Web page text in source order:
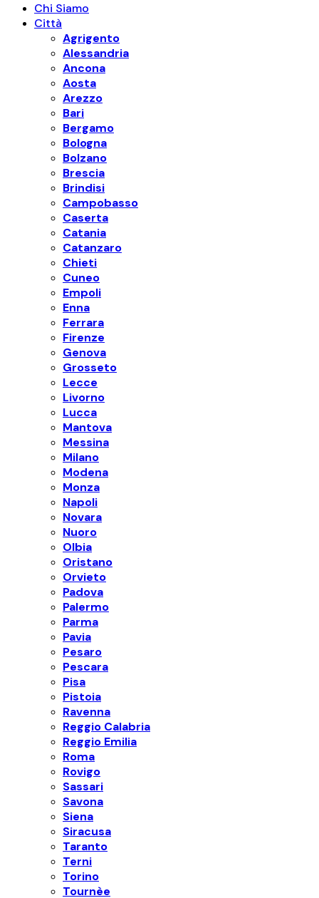
Chi Siamo
Città
Agrigento
Alessandria
Ancona
Aosta
Arezzo
Bari
Bergamo
Bologna
Bolzano
Brescia
Brindisi
Campobasso
Caserta
Catania
Catanzaro
Chieti
Cuneo
Empoli
Enna
Ferrara
Firenze
Genova
Grosseto
Lecce
Livorno
Lucca
Mantova
Messina
Milano
Modena
Monza
Napoli
Novara
Nuoro
Olbia
Oristano
Orvieto
Padova
Palermo
Parma
Pavia
Pesaro
Pescara
Pisa
Pistoia
Ravenna
Reggio Calabria
Reggio Emilia
Roma
Rovigo
Sassari
Savona
Siena
Siracusa
Taranto
Terni
Torino
Tournèe